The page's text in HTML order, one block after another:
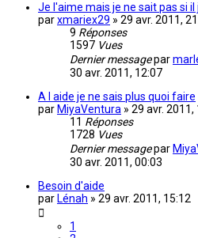
Je l'aime mais je ne sait pas si il
parxmariex29 » 29 avr. 2011,
9 Réponses
1597 Vues
Dernier messagepar
30 avr. 2011, 12:07
A l aide je ne sais plus quoi faire
par MiyaVentura » 29 avr. 2011,
11 Réponses
1728 Vues
Dernier messagepar
30 avr. 2011, 00:03
Besoin d'aide
par Lénah » 29 avr. 2011, 15:12
1